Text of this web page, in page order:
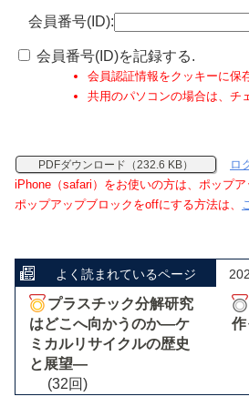
会員番号(ID):
会員番号(ID)を記録する.
会員認証情報をクッキーに保
共用のパソコンの場合は、チ
PDFダウンロード（232.6 KB）
ロ
iPhone（safari）をお使いの方は、ポップ
ポップアップブロックをoffにする方法は、
よく読まれているページ
プラスチック分解研究
はどこへ向かうのか―ケ
ミカルリサイクルの歴史
と展望―
(32回)
作